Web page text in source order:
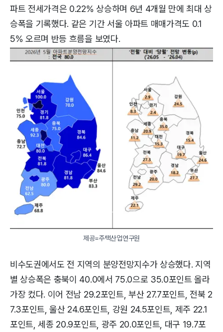
파트 전세가격은 0.22% 상승하며 6년 4개월 만에 최대 상
승폭을 기록했다. 같은 기간 서울 아파트 매매가격도 0.1
5% 오르며 반등 흐름을 보였다.
제공=주택산업연구원
비수도권에서도 전 지역의 분양전망지수가 상승했다. 지역
별 상승폭은 충북이 40.0에서 75.0으로 35.0포인트 올라
가장 컸다. 이어 전남 29.2포인트, 부산 27.7포인트, 전북 2
7.3포인트, 울산 24.6포인트, 강원 24.5포인트, 제주 22.1
포인트, 세종 20.9포인트, 광주 20.0포인트, 대구 19.7포